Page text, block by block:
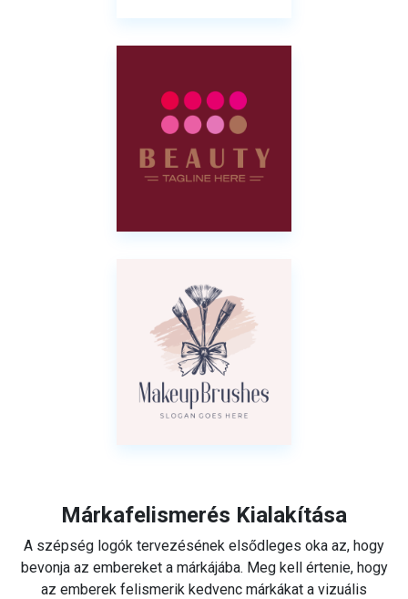
Márkafelismerés Kialakítása
A szépség logók tervezésének elsődleges oka az, hogy
bevonja az embereket a márkájába. Meg kell értenie, hogy
az emberek felismerik kedvenc márkákat a vizuális